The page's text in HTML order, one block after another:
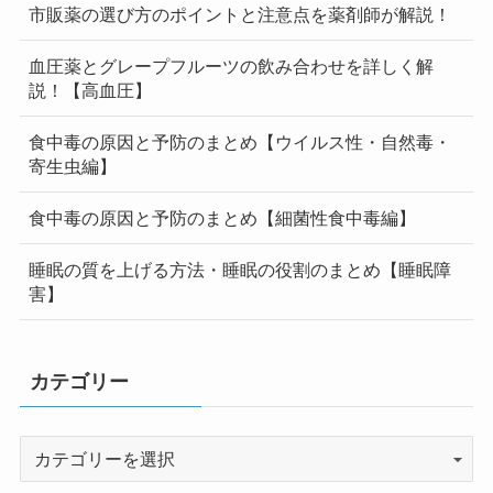
市販薬の選び方のポイントと注意点を薬剤師が解説！
血圧薬とグレープフルーツの飲み合わせを詳しく解
説！【高血圧】
食中毒の原因と予防のまとめ【ウイルス性・自然毒・
寄生虫編】
食中毒の原因と予防のまとめ【細菌性食中毒編】
睡眠の質を上げる方法・睡眠の役割のまとめ【睡眠障
害】
カテゴリー